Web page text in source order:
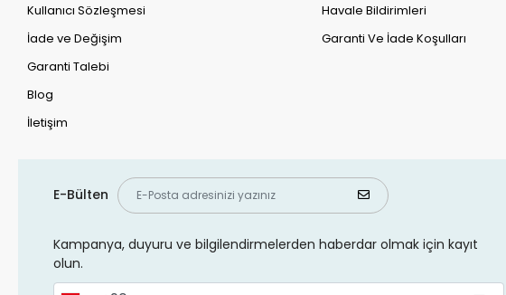
Kullanıcı Sözleşmesi
İade ve Değişim
Garanti Talebi
Blog
İletişim
Havale Bildirimleri
Garanti Ve İade Koşulları
E-Bülten
Kampanya, duyuru ve bilgilendirmelerden haberdar olmak için kayıt
olun.